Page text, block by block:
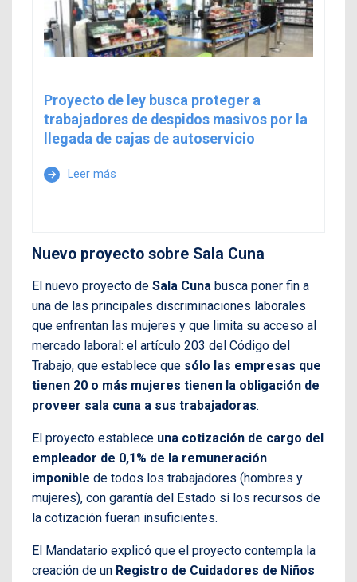
Proyecto de ley busca proteger a
trabajadores de despidos masivos por la
llegada de cajas de autoservicio
arrow_forward Leer más
Nuevo proyecto sobre Sala Cuna
El nuevo proyecto de Sala Cuna busca poner fin a
una de las principales discriminaciones laborales
que enfrentan las mujeres y que limita su acceso al
mercado laboral: el artículo 203 del Código del
Trabajo, que establece que sólo las empresas que
tienen 20 o más mujeres tienen la obligación de
proveer sala cuna a sus trabajadoras.
El proyecto establece una cotización de cargo del
empleador de 0,1% de la remuneración
imponible de todos los trabajadores (hombres y
mujeres), con garantía del Estado si los recursos de
la cotización fueran insuficientes.
El Mandatario explicó que el proyecto contempla la
creación de un Registro de Cuidadores de Niños